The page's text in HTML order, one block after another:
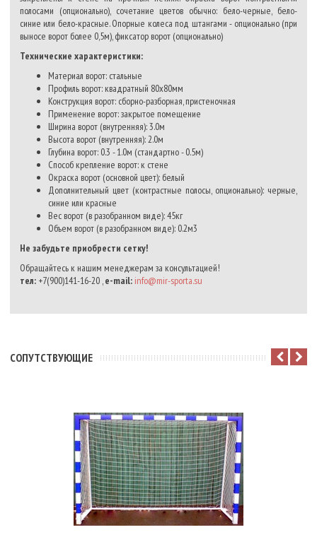
полосами (опционально), сочетание цветов обычно: бело-черные, бело-
синие или бело-красные. Опорные колеса под штангами - опционально (при
выносе ворот более 0,5м), фиксатор ворот (опционально)
Технические характеристики:
Материал ворот: стальные
Профиль ворот: квадратный 80х80мм
Конструкция ворот: сборно-разборная, пристеночная
Применение ворот: закрытое помещение
Ширина ворот (внутренняя): 3.0м
Высота ворот (внутренняя): 2.0м
Глубина ворот: 0.3 - 1.0м (стандартно - 0.5м)
Способ крепление ворот: к стене
Окраска ворот (основной цвет): белый
Дополнительный цвет (контрастные полосы, опционально): черные,
синие или красные
Вес ворот (в разобранном виде): 45кг
Объем ворот (в разобранном виде): 0.2м3
Не забудьте приобрести сетку!
Обращайтесь к нашим менеджерам за консультацией!
тел: +7(900)141-16-20 ,e-mail: info@mir-sporta.su
CОПУТСТВУЮЩИЕ